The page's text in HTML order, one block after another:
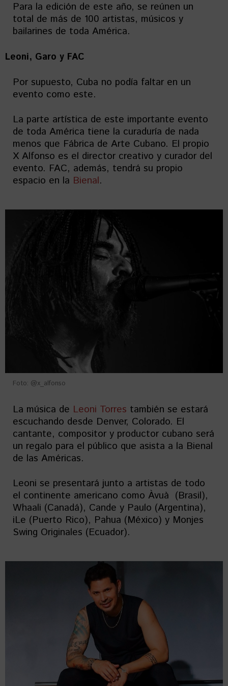
Para la edición de este año, se reúnen un
total de más de 100 artistas, músicos y
bailarines de toda América.
Leoni, Garo y FAC
Por supuesto, Cuba no podía faltar en un
evento como este.
La parte artística de este importante evento
de toda América tiene la curaduría de nada
menos que Fábrica de Arte Cubano. El propio
X Alfonso es el director creativo y curador del
evento. FAC, además, tendrá su propio
espacio en la Bienal.
Foto: @x_alfonso
La música de Leoni Torres también se estará
escuchando desde Denver, Colorado. El
cantante, compositor y productor cubano será
un regalo para el público que asista a la Bienal
de las Américas.
Leoni se presentará junto a artistas de todo
el continente americano como Àvuà (Brasil),
Whaali (Canadá), Cande y Paulo (Argentina),
iLe (Puerto Rico), Pahua (México) y Monjes
Swing Originales (Ecuador).